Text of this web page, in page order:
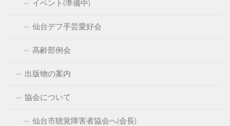
イベント(準備中)
仙台デフ手芸愛好会
高齢部例会
出版物の案内
協会について
仙台市聴覚障害者協会へ(会長)